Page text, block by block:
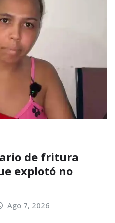
de fritura
explotó no
Ago 7, 2026